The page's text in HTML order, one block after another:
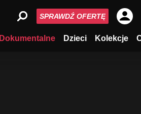
Dokumentalne Dzieci Kolekcje
SPRAWDŹ OFERTĘ